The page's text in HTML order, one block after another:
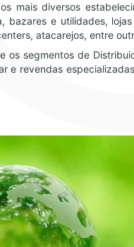
mais diversos
bazares e utilidades,
atacarejos, entre
os segmentos de
e revendas